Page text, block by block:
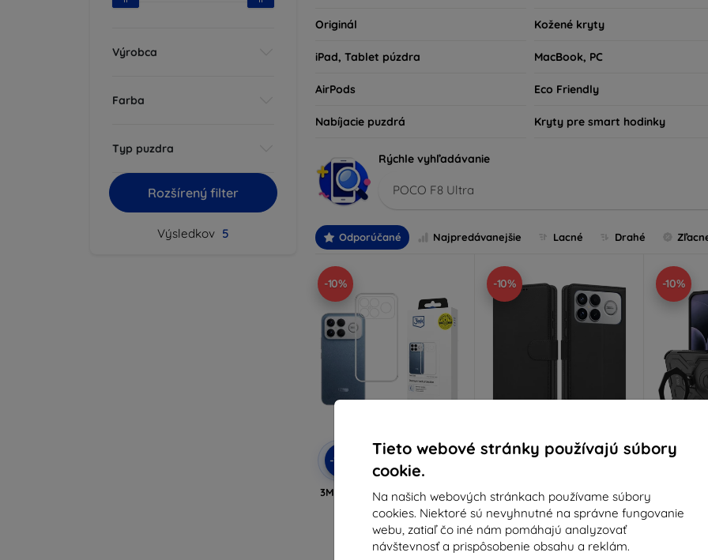
Tieto webové stránky používajú súbory
cookie.
Na našich webových stránkach používame súbory
cookies. Niektoré sú nevyhnutné na správne fungovanie
webu, zatiaľ čo iné nám pomáhajú analyzovať
návštevnosť a prispôsobenie obsahu a reklám.
Výrobca
Farba
Typ puzdra
Rozšírený filter
Výsledkov 5
Originál Kožené kryty
iPad, Tablet púzdra MacBook, PC
AirPods Eco Friendly
Nabíjacie puzdrá Kryty pre smart hodinky
Rýchle vyhľadávanie
POCO F8 Ultra
Odporúčané Najpredávanejšie Lacné Drahé
-10%
-10%
Zľava s
kupónom
3MK Clear Case for Poco F8
Ultra ()
8,91 €
8,02 €
-10%
-10%
Zľava s
EXTRA10
TECH-PROTECT Wallet pre
Xiaomi Poco F8 Ultra čierny
(5906302352685)
8,91 €
8,02 €
-10%
-10%
POCO